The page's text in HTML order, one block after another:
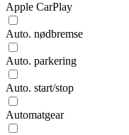
Apple CarPlay
Auto. nødbremse
Auto. parkering
Auto. start/stop
Automatgear